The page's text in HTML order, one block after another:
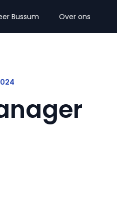
Bussum Over ons